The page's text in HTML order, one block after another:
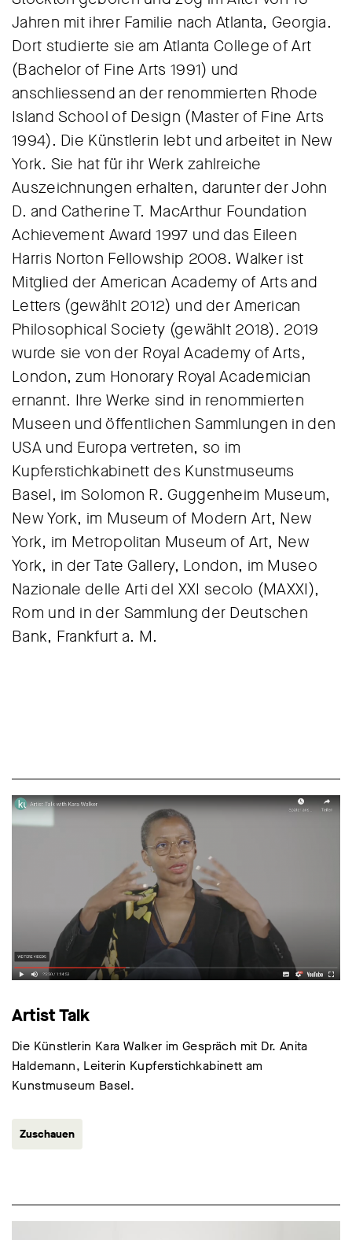
Jahren mit ihrer Familie nach Atlanta, Georgia.
Dort studierte sie am Atlanta College of Art
(Bachelor of Fine Arts 1991) und
anschliessend an der renommierten Rhode
Island School of Design (Master of Fine Arts
1994). Die Künstlerin lebt und arbeitet in New
York. Sie hat für ihr Werk zahlreiche
Auszeichnungen erhalten, darunter der John
D. and Catherine T. MacArthur Foundation
Achievement Award 1997 und das Eileen
Harris Norton Fellowship 2008. Walker ist
Mitglied der American Academy of Arts and
Letters (gewählt 2012) und der American
Philosophical Society (gewählt 2018). 2019
wurde sie von der Royal Academy of Arts,
London, zum Honorary Royal Academician
ernannt. Ihre Werke sind in renommierten
Museen und öffentlichen Sammlungen in den
USA und Europa vertreten, so im
Kupferstichkabinett des Kunstmuseums
Basel, im Solomon R. Guggenheim Museum,
New York, im Museum of Modern Art, New
York, im Metropolitan Museum of Art, New
York, in der Tate Gallery, London, im Museo
Nazionale delle Arti del XXI secolo (MAXXI),
Rom und in der Sammlung der Deutschen
Bank, Frankfurt a. M.
Artist Talk
Die Künstlerin Kara Walker im Gespräch mit Dr. Anita
Haldemann, Leiterin Kupferstichkabinett am
Kunstmuseum Basel.
Zuschauen